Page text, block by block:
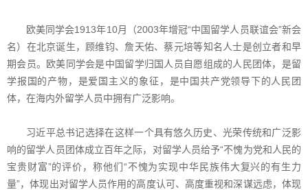
欧美同学会1913年10月（2003年增冠“中国留学人员联谊会”新会
名）在北京诞生，顾维钧、詹天佑、蔡元培等知名人士是创立者和早
期会员。欧美同学会是中国留学归国人员自愿组成的人民团体，是留
学报国的产物，是爱国主义的象征，是中国共产党领导下的人民团
体，在海内外留学人员中拥有广泛影响。
习近平总书记选择在这样一个具有悠久历史、光荣传统和广泛影
响的留学人员团体成立百年之际，对留学人员给予“不愧为党和人民的
宝贵财富”的评价，称他们“不愧为实现中华民族伟大复兴的有生力
量”，体现出对留学人员作用的高度认可、高度重视和深谋远虑，体现